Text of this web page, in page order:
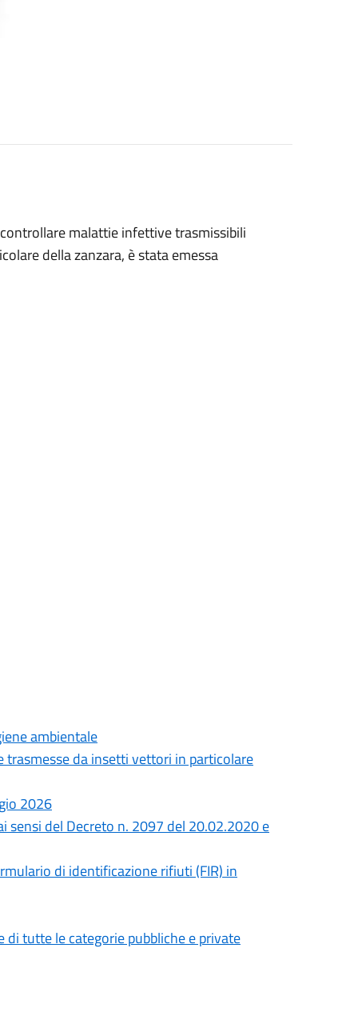
malattie infettive trasmissibili
della zanzara, è stata emessa
ambientale
da insetti vettori in particolare
2026
del Decreto n. 2097 del 20.02.2020 e
di identificazione rifiuti (FIR) in
tutte le categorie pubbliche e private